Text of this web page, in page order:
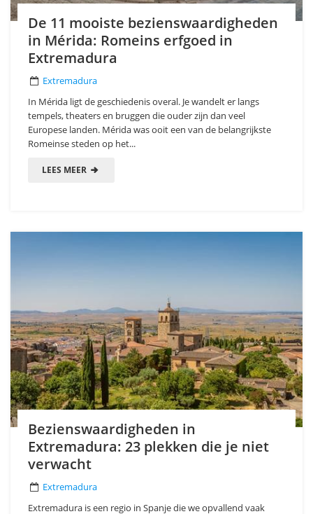
De 11 mooiste bezienswaardigheden
in Mérida: Romeins erfgoed in
Extremadura
Extremadura
In Mérida ligt de geschiedenis overal. Je wandelt er langs
tempels, theaters en bruggen die ouder zijn dan veel
Europese landen. Mérida was ooit een van de belangrijkste
Romeinse steden op het...
LEES MEER
Bezienswaardigheden in
Extremadura: 23 plekken die je niet
verwacht
Extremadura
Extremadura is een regio in Spanje die we opvallend vaak